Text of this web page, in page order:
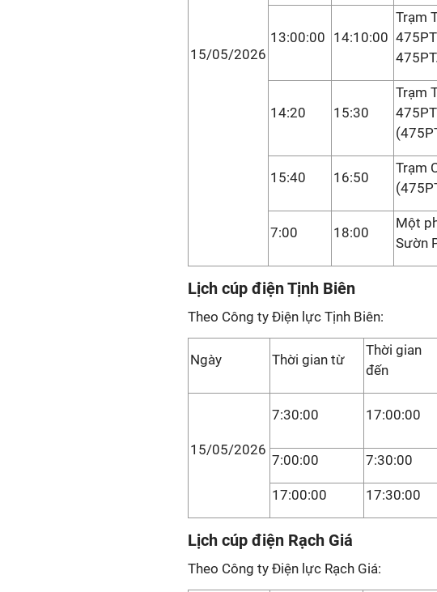
15/05/2026
13:00:00 14:10:00
Trạm
475PT.
14:20 15:30
Trạm
15:40 16:50
Trạm
7:00 18:00
Một
Sườn
Lịch cúp điện Tịnh Biên
Theo Công ty Điện lực Tịnh Biên:
Ngày Thời gian từ
Thời gian
đến
15/05/2026
7:30:00 17:00:00
7:00:00 7:30:00
17:00:00 17:30:00
Lịch cúp điện Rạch Giá
Theo Công ty Điện lực Rạch Giá: